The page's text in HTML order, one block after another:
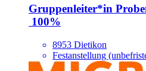
Gruppenleiter*​in
100%
8953 Dietikon
Festanstellung